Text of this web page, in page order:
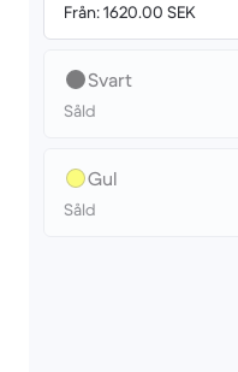
Från: 1620.00 SEK
Svart
Såld
Gul
Såld